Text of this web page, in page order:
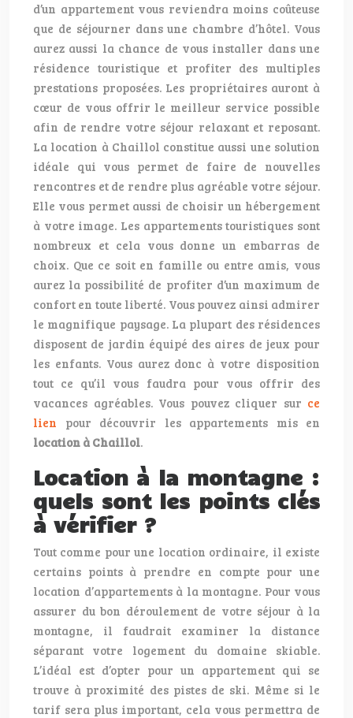
d’un appartement vous reviendra moins coûteuse
que de séjourner dans une chambre d’hôtel. Vous
aurez aussi la chance de vous installer dans une
résidence touristique et profiter des multiples
prestations proposées. Les propriétaires auront à
cœur de vous offrir le meilleur service possible
afin de rendre votre séjour relaxant et reposant.
La location à Chaillol constitue aussi une solution
idéale qui vous permet de faire de nouvelles
rencontres et de rendre plus agréable votre séjour.
Elle vous permet aussi de choisir un hébergement
à votre image. Les appartements touristiques sont
nombreux et cela vous donne un embarras de
choix. Que ce soit en famille ou entre amis, vous
aurez la possibilité de profiter d’un maximum de
confort en toute liberté. Vous pouvez ainsi admirer
le magnifique paysage. La plupart des résidences
disposent de jardin équipé des aires de jeux pour
les enfants. Vous aurez donc à votre disposition
tout ce qu’il vous faudra pour vous offrir des
vacances agréables. Vous pouvez cliquer sur ce
lien pour découvrir les appartements mis en
location à Chaillol.
Location à la montagne :
quels sont les points clés
à vérifier ?
Tout comme pour une location ordinaire, il existe
certains points à prendre en compte pour une
location d’appartements à la montagne. Pour vous
assurer du bon déroulement de votre séjour à la
montagne, il faudrait examiner la distance
séparant votre logement du domaine skiable.
L’idéal est d’opter pour un appartement qui se
trouve à proximité des pistes de ski. Même si le
tarif sera plus important, cela vous permettra de